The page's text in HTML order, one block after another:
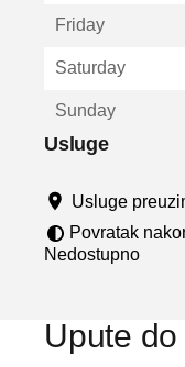
u
Friday
Saturday
Sunday
Usluge
Usluge
Povratak
Nedostupno
Upute